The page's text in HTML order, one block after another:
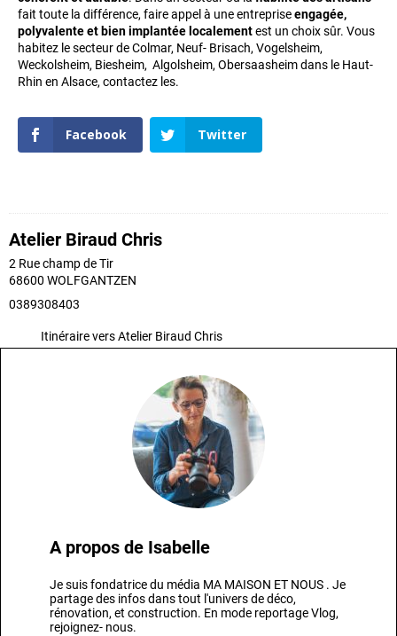
fait toute la différence, faire appel à une entrepriseengagée,
polyvalente et bien implantée localementest un choix sûr. Vous
habitez le secteur de Colmar, Neuf- Brisach, Vogelsheim,
Weckolsheim, Biesheim, Algolsheim, Obersaasheim dans le Haut-
Rhin en Alsace, contactez les.
Facebook Twitter
Atelier Biraud Chris
2 Rue champ de Tir
68600 WOLFGANTZEN
0389308403
Itinéraire vers Atelier Biraud Chris
A propos de Isabelle
Je suis fondatrice du média MA MAISON ET NOUS . Je
partage des infos dans tout l'univers de déco,
rénovation, et construction. En mode reportage Vlog,
rejoignez- nous.